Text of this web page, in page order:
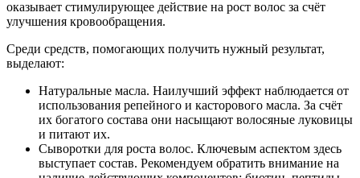
оказывает стимулирующее действие на рост волос за счёт
улучшения кровообращения.
Среди средств, помогающих получить нужный результат,
выделают:
Натуральные масла. Наилучший эффект наблюдается от
использования репейного и касторового масла. За счёт
их богатого состава они насыщают волосяные луковицы
и питают их.
Сыворотки для роста волос. Ключевым аспектом здесь
выступает состав. Рекомендуем обратить внимание на